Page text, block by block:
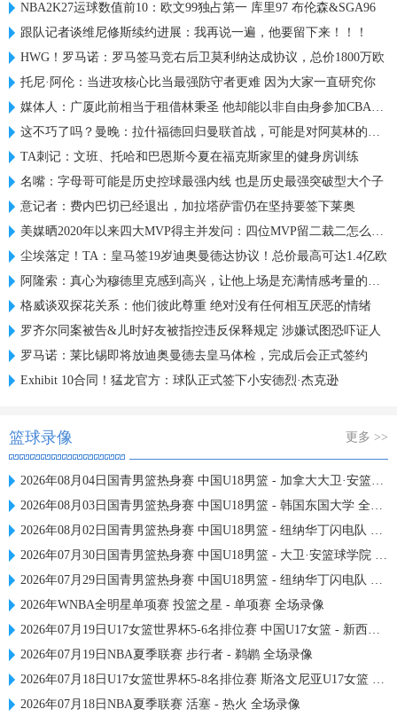
NBA2K27运球数值前10：欧文99独占第一 库里97 布伦森&SGA96
跟队记者谈维尼修斯续约进展：我再说一遍，他要留下来！！！
HWG！罗马诺：罗马签马竞右后卫莫利纳达成协议，总价1800万欧
托尼·阿伦：当进攻核心比当最强防守者更难 因为大家一直研究你
媒体人：广厦此前相当于租借林秉圣 他却能以非自由身参加CBA选秀
这不巧了吗？曼晚：拉什福德回归曼联首战，可能是对阿莫林的米兰
TA刺记：文班、托哈和巴恩斯今夏在福克斯家里的健身房训练
名嘴：字母哥可能是历史控球最强内线 也是历史最强突破型大个子
意记者：费内巴切已经退出，加拉塔萨雷仍在坚持要签下莱奥
美媒晒2020年以来四大MVP得主并发问：四位MVP留二裁二怎么选？
尘埃落定！TA：皇马签19岁迪奥曼德达协议！总价最高可达1.4亿欧
阿隆索：真心为穆德里克感到高兴，让他上场是充满情感考量的决定
格威谈双探花关系：他们彼此尊重 绝对没有任何相互厌恶的情绪
罗齐尔同案被告&儿时好友被指控违反保释规定 涉嫌试图恐吓证人
罗马诺：莱比锡即将放迪奥曼德去皇马体检，完成后会正式签约
Exhibit 10合同！猛龙官方：球队正式签下小安德烈·杰克逊
篮球录像 更多 >>
2026年08月04日国青男篮热身赛 中国U18男篮 - 加拿大大卫·安篮球学院 全场录像
2026年08月03日国青男篮热身赛 中国U18男篮 - 韩国东国大学 全场录像
2026年08月02日国青男篮热身赛 中国U18男篮 - 纽纳华丁闪电队 全场录像
2026年07月30日国青男篮热身赛 中国U18男篮 - 大卫·安篮球学院 全场录像
2026年07月29日国青男篮热身赛 中国U18男篮 - 纽纳华丁闪电队 全场录像
2026年WNBA全明星单项赛 投篮之星 - 单项赛 全场录像
2026年07月19日U17女篮世界杯5-6名排位赛 中国U17女篮 - 新西兰U17女篮 全场录像
2026年07月19日NBA夏季联赛 步行者 - 鹈鹕 全场录像
2026年07月18日U17女篮世界杯5-8名排位赛 斯洛文尼亚U17女篮 - 中国U17女篮 全场录像
2026年07月18日NBA夏季联赛 活塞 - 热火 全场录像